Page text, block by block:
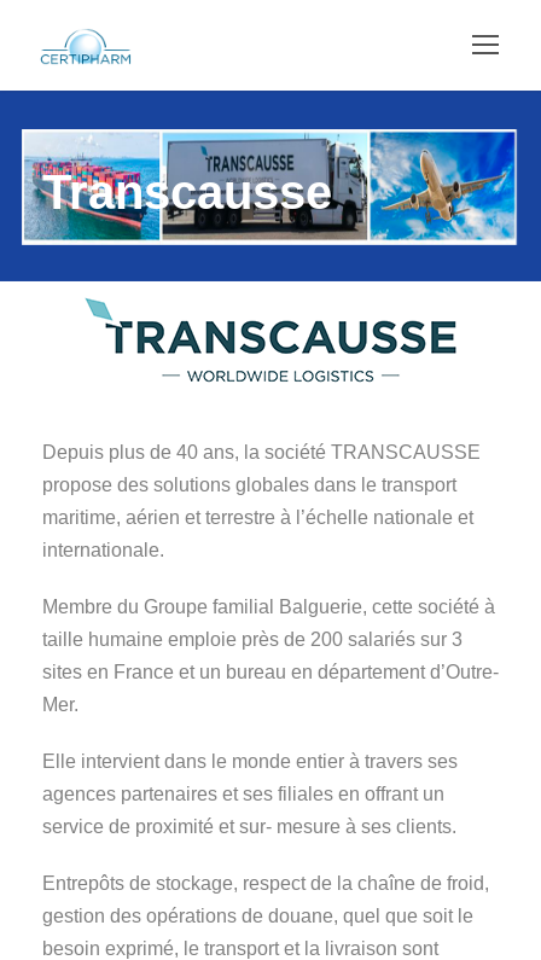
Transcausse
Depuis plus de 40 ans, la société TRANSCAUSSE
propose des solutions globales dans le transport
maritime, aérien et terrestre à l’échelle nationale et
internationale.
Membre du Groupe familial Balguerie, cette société à
taille humaine emploie près de 200 salariés sur 3
sites en France et un bureau en département d’Outre-
Mer.
Elle intervient dans le monde entier à travers ses
agences partenaires et ses filiales en offrant un
service de proximité et sur- mesure à ses clients.
Entrepôts de stockage, respect de la chaîne de froid,
gestion des opérations de douane, quel que soit le
besoin exprimé, le transport et la livraison sont